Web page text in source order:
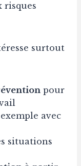
risques
surtout
pour
avec
situations